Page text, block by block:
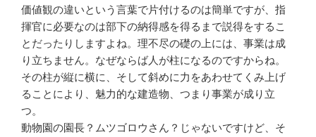
価値観の違いという言葉で片付けるのは簡単ですが、指
揮官に必要なのは部下の納得感を得るまで説得をするこ
とだったりしますよね。理不尽の礎の上には、事業は成
り立ちません。なぜならば人が柱になるのですからね。
その柱が縦に横に、そして斜めに力をあわせてくみ上げ
ることにより、魅力的な建造物、つまり事業が成り立
つ。
動物園の園長？ムツゴロウさん？じゃないですけど、そ